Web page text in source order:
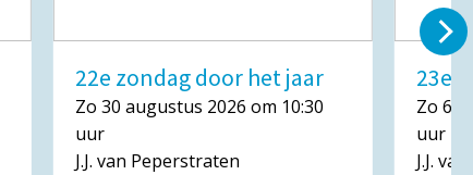
22e zondag door het jaar
Zo 30 augustus 2026 om 10:30
uur
J.J. van Peperstraten
23e
Zo 6
uur
J.J.